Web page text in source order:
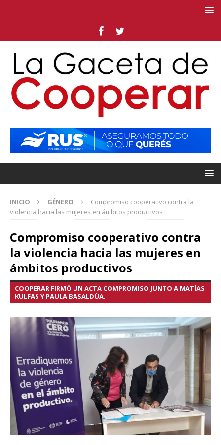
INICIO GÉNERO
Compromiso cooperativo contra la
violencia hacia las mujeres en ámbitos productivos
Compromiso cooperativo contra
la violencia hacia las mujeres en
ámbitos productivos
COOPERAR FIRMÓ UN ACTA COMPROMISO JUNTO A MATÍAS
KULFAS Y PAULA BASALDÚA.